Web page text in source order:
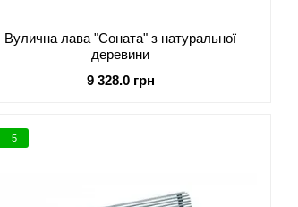
Вулична лава "Соната" з натуральної
деревини
9 328.0 грн
5